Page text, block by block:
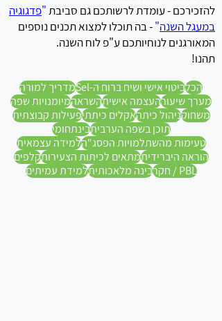
להזכירכם - עומדת לרשותכם גם סביבת"פדגוגיה
במעגל השנה"- בה תוכלו למצוא תכנים נוספים
המאורגנים לנוחיותכם ע"פ לוח השנה.
תהנו!
הכלביטוי אישי ושיח ברוח ה-Sel
מדריך למורה
מערך שיעורהעצמה אישיתהשראהמיומנויות שפה
משחוקניהול כיתהאקלים כיתתיפעילות קבוצתית
תוכן בשפה הערביתבינתחומי
טעימות מהשתלמויות הפסג"הלמידה עצמאית
הוראה היברידיתמתאים לכיתות הצעירותקלפים
PBL / חקר
בינה מלאכותיתלמידת עמיתים